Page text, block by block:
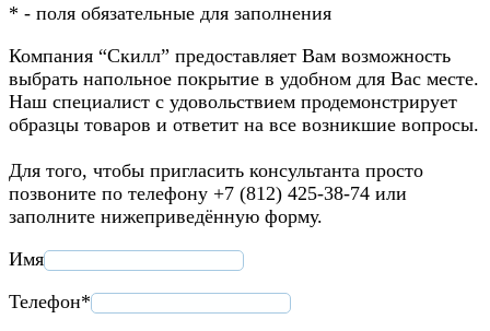
* - поля обязательные для заполнения
Компания “Скилл” предоставляет Вам возможность
выбрать напольное покрытие в удобном для Вас месте.
Наш специалист с удовольствием продемонстрирует
образцы товаров и ответит на все возникшие вопросы.
Для того, чтобы пригласить консультанта просто
позвоните по телефону +7 (812) 425-38-74 или
заполните нижеприведённую форму.
Имя
Телефон*